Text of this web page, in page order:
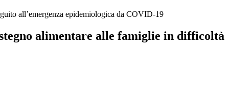
all’emergenza epidemiologica da COVID-19
alimentare alle famiglie in difficoltà